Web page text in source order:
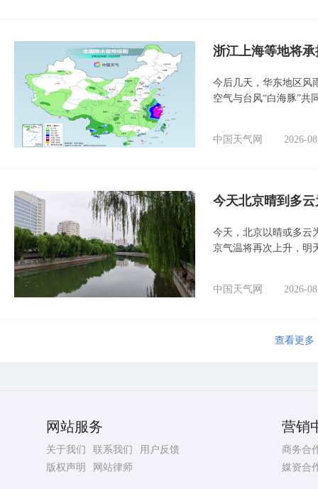
浙江上海等地将
今后几天，华东地区风
空气与台风“白海豚”共
中国天气网 2026-
今天北京晴到多
今天，北京以晴或多云
京气温将再次上升，明
中国天气网 2026-
查看更多
网站服务
关于我们 联系我们
用户反馈
版权声明
网站律师
营销
商务合
媒资合